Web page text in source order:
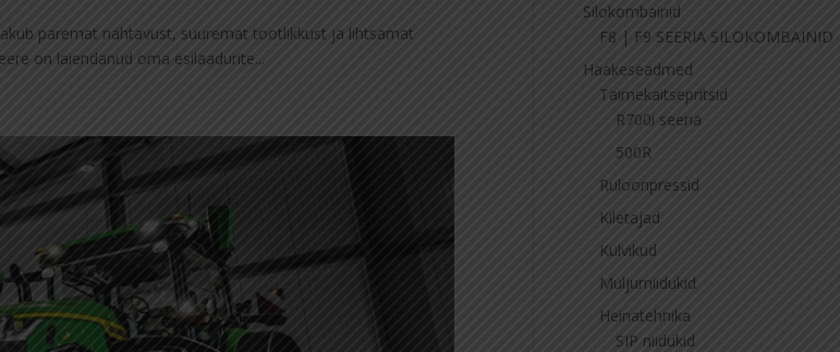
paremat nähtavust, suuremat tootlikkust ja lihtsamat
on laiendanud oma esilaadurite...
Silokombainid
F8 | F9 SEERIA SILOKOMBAINID
Haakeseadmed
Taimekaitsepritsid
R700i seeria
500R
Ruloonpressid
Kiletajad
Külvikud
Muljurniidukid
Heinatehnika
SIP niidukid